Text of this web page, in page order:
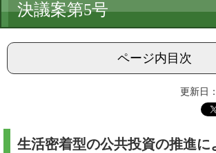
文
決議案第5号
ページ内目次
更新日
生活密着型の公共投資の推進に